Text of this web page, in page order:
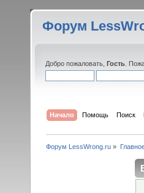
Форум
Добро пожаловать, Гость .
Начало Помощь Поиск
Форум LessWrong.ru »